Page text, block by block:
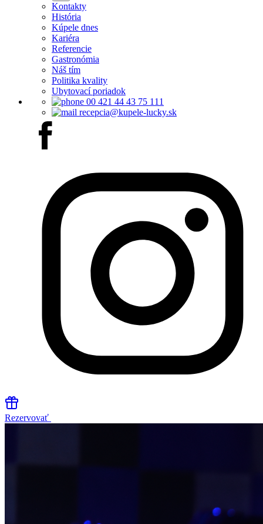
Kontakty
História
Kúpele dnes
Kariéra
Referencie
Gastronómia
Náš tím
Politika kvality
Ubytovací poriadok
00 421 44 43 75 111
recepcia@kupele-lucky.sk
Rezervovať